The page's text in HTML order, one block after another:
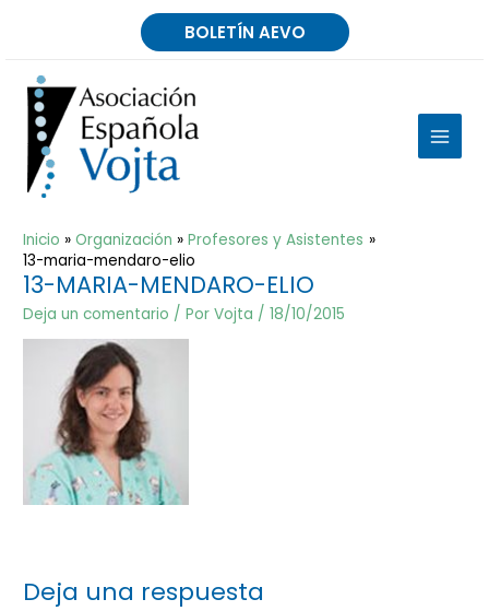
BOLETÍN AEVO
MAIN
Inicio Organización
Profesores y Asistentes
13-maria-mendaro-elio
13-MARIA-MENDARO-ELIO
Deja un comentario / PorVojta /18/10/2015
Deja una respuesta